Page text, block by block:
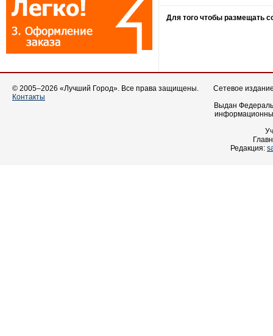
Для того чтобы размещать
© 2005–2026 «Лучший Город». Все права защищены.
Контакты
Сетевое
Выдан
Редакция: